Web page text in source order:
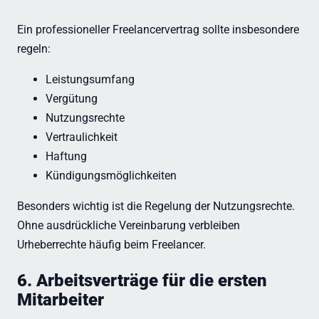
Ein professioneller Freelancervertrag sollte insbesondere
regeln:
Leistungsumfang
Vergütung
Nutzungsrechte
Vertraulichkeit
Haftung
Kündigungsmöglichkeiten
Besonders wichtig ist die Regelung der Nutzungsrechte.
Ohne ausdrückliche Vereinbarung verbleiben
Urheberrechte häufig beim Freelancer.
6. Arbeitsverträge für die ersten
Mitarbeiter